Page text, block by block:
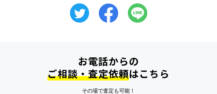
お電話からの
ご相談・査定依頼はこちら
その場で査定も可能！